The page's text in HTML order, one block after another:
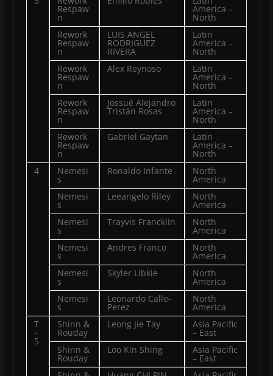
Respaw
n
America –
North
Rework
Respaw
n
LUIS ANGEL
RODRIGUEZ
RIVERA
Latin
America –
North
Rework
Respaw
n
Alex Reynoso Latin
America –
North
Rework
Respaw
n
Jossué Alejandro
Tristán Rosas
Latin
America –
North
Rework
Respaw
n
Gabriel Gaytan Latin
America –
North
4
Nemesi
s
Ronaldo Infante North
America
Nemesi
s
Leeangelo Riley North
America
Nemesi
s
Trayvis Francklin North
America
Nemesi
s
Andres Franco North
America
Nemesi
s
Skyler Libkie North
America
Nemesi
s
Leonardo Calle-
Perez
North
America
T
-
5
Shinn &
Rouday
Leong Jie Tay Asia Pacific
– East
Shinn &
Rouday
Loo Kin Shing Asia Pacific
– East